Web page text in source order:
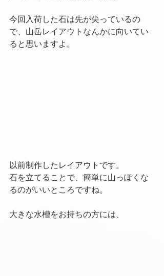
今回入荷した石は先が尖っているの
で、山岳レイアウトなんかに向いてい
ると思いますよ。
以前制作したレイアウトです。
石を立てることで、簡単に山っぽくな
るのがいいところですね。
大きな水槽をお持ちの方には、